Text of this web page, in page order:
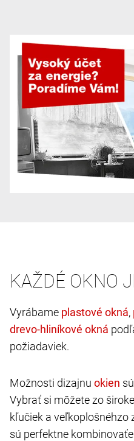
KAŽDÉ OKNO
Vyrábame ,
požiadaviek.
Možnosti dizajnu
Vybrať si môžete zo
kľučiek a veľkoplošnéhzo
sú perfektne